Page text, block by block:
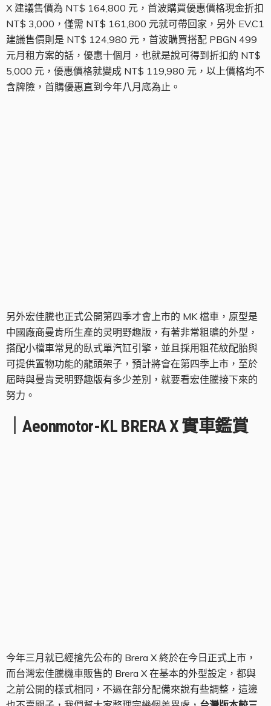
X 建議售價為 NT$ 164,800 元，首波購買優惠價格現金折扣
NT$ 3,000，僅需 NT$ 161,800 元就可帶回家，另外 EV.C1
建議售價則是 NT$ 124,980 元，首波購買搭配 PBGN 499
元月租方案的話，優惠十個月，也就是說可得到折扣約 NT$
5,000 元，優惠價格就變成 NT$ 119,980 元，以上價格均不
含牌險，首購優惠直到今年八月底為止。
另外宏佳騰也正式公開第四季才會上市的 MK 檔車，原型是
中國廠商曼肯所生產的灵明野趣版，有著非常粗曠的外型，
搭配小檔車常見的臥式單汽缸引擎，並且採用粗花紋配胎與
可提供置物功能的龍頭架子，預計將會在第四季上市，至於
屆時與曼肯灵明野趣版有多少差別，就要看宏佳騰接下來的
努力。
｜Aeonmotor-KL BRERA X 實車鑑賞
今年三月就已經搶先公布的 Brera X 終於在今日正式上市，
而台灣宏佳騰機車販售的 Brera X 在基本的外型設定，都與
之前公開的樣式相同，不過在部分配備來說有些調整，這邊